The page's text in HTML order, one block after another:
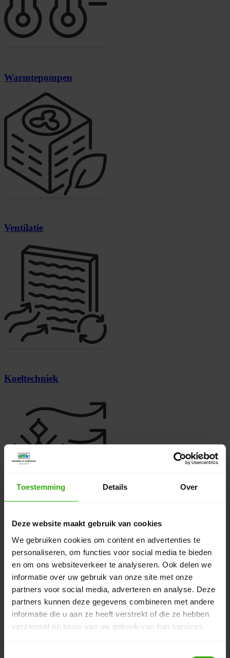
Toestemming Details Over
Deze website maakt gebruik van cookies
We gebruiken cookies om content en advertenties te
personaliseren, om functies voor social media te bieden
en om ons websiteverkeer te analyseren. Ook delen we
informatie over uw gebruik van onze site met onze
partners voor social media, adverteren en analyse. Deze
partners kunnen deze gegevens combineren met andere
informatie die u aan ze heeft verstrekt of die ze hebben
verzameld op basis van uw gebruik van hun services.
Warmtepompen
Ventilatie
Koeltechniek
Service & Onderhoud